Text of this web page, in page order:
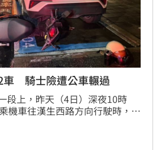
車 騎士險遭公車輾過
段上，昨天（4日）深夜10時
機車往漢生西路方向行駛時，疑
正要進站車速不快及時煞車，